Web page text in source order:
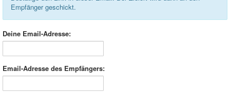
Empfänger geschickt.
Deine Email-Adresse:
Email-Adresse des Empfängers: